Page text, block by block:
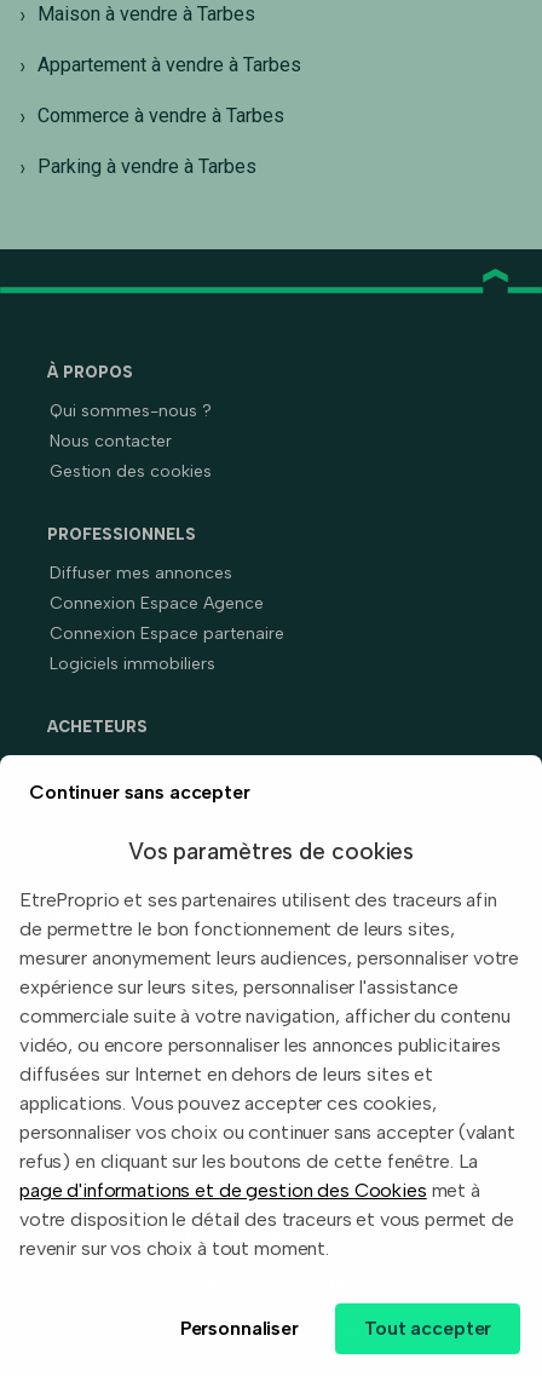
Maison à vendre à Tarbes
Appartement à vendre à Tarbes
Commerce à vendre à Tarbes
Parking à vendre à Tarbes
À PROPOS
Qui sommes-nous ?
Nous contacter
Gestion des cookies
PROFESSIONNELS
Diffuser mes annonces
Connexion Espace Agence
Connexion Espace partenaire
Logiciels immobiliers
ACHETEURS
Appartements à vendre
Aide - FAQ
VENDEURS
Annuaire des agences
Prix immobiliers en France
Guide du vendeur
Informations légales
Conditions d'utilisation
2026 EtreProprio.com
Continuer sans accepter
Vos paramètres de cookies
EtreProprio et ses partenaires utilisent des traceurs afin
de permettre le bon fonctionnement de leurs sites,
mesurer anonymement leurs audiences, personnaliser votre
expérience sur leurs sites, personnaliser l'assistance
commerciale suite à votre navigation, afficher du contenu
vidéo, ou encore personnaliser les annonces publicitaires
diffusées sur Internet en dehors de leurs sites et
applications. Vous pouvez accepter ces cookies,
personnaliser vos choix ou continuer sans accepter (valant
refus) en cliquant sur les boutons de cette fenêtre. La
page d'informations et de gestion des Cookies met à
votre disposition le détail des traceurs et vous permet de
revenir sur vos choix à tout moment.
Personnaliser Tout accepter